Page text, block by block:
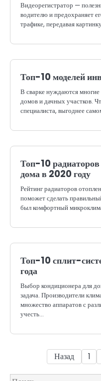
Видеорегистратор —
водителю и предохраняет
трафике, передавая
Топ-10 моделей
В сварке нуждаются
домов и дачных участков.
специалиста, выгоднее
Топ-10 радиаторов
дома в 2020 году
Рейтинг радиаторов
поможет сделать
был комфортный
Топ-10 сплит-
года
Выбор кондиционера для
задача. Производители
множество аппаратов с
учесть…
Назад 1